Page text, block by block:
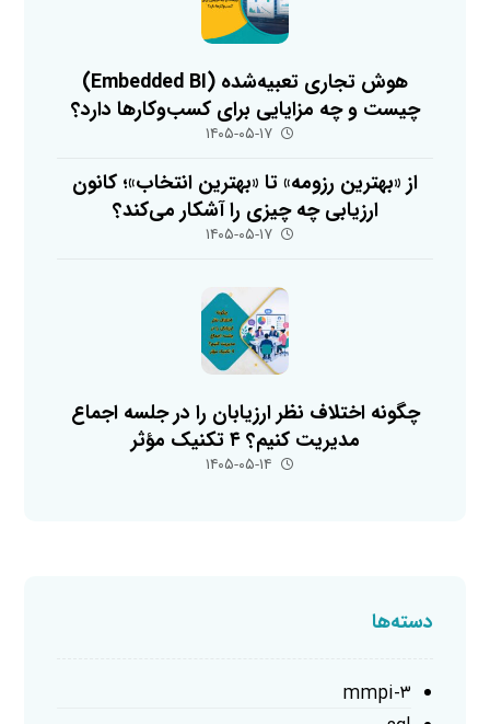
هوش تجاری تعبیه‌شده (Embedded BI)
چیست و چه مزایایی برای کسب‌وکارها دارد؟
۱۴۰۵-۰۵-۱۷
از «بهترین رزومه» تا «بهترین انتخاب»؛ کانون
ارزیابی چه چیزی را آشکار می‌کند؟
۱۴۰۵-۰۵-۱۷
چگونه اختلاف نظر ارزیابان را در جلسه اجماع
مدیریت کنیم؟ ۴ تکنیک مؤثر
۱۴۰۵-۰۵-۱۴
دسته‌ها
mmpi-۳